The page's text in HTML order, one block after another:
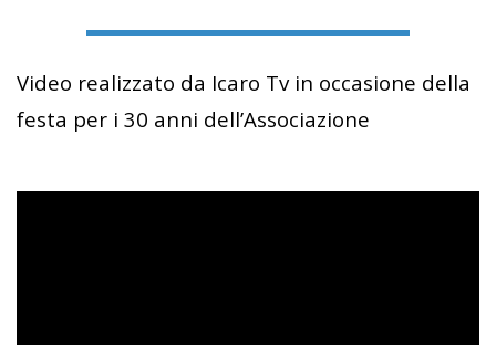
Video realizzato da Icaro Tv in occasione della
festa per i 30 anni dell’Associazione